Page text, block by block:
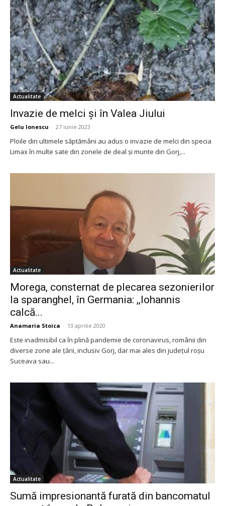
Actualitate
Invazie de melci și în Valea Jiului
Gelu Ionescu - 27 iunie 2023
Ploile din ultimele săptămâni au adus o invazie de melci din specia
Limax în multe sate din zonele de deal și munte din Gorj,...
Actualitate
Morega, consternat de plecarea sezonierilor
la sparanghel, în Germania: ,,Iohannis
calcă...
Anamaria Stoica - 13 aprilie 2020
Este inadmisibil ca în plină pandemie de coronavirus, românii din
diverse zone ale țării, inclusiv Gorj, dar mai ales din județul roșu
Suceava sau...
Actualitate
Sumă impresionantă furată din bancomatul